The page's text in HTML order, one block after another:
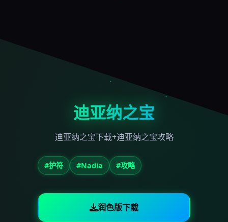
迪亚纳之宝
迪亚纳之宝下载+迪亚纳之宝攻略
#护符 #Nadia #攻略
润色版下载